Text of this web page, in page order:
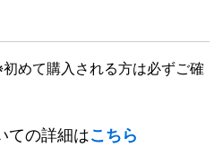
めて購入される方は必ずご確
ての詳細はこちら